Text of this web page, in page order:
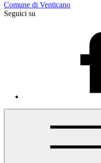
Comune di Venticano
Seguici su